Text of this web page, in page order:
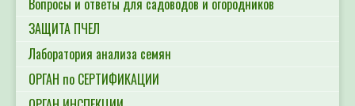
ЗАЩИТА ПЧЕЛ
Лаборатория анализа семян
ОРГАН по СЕРТИФИКАЦИИ